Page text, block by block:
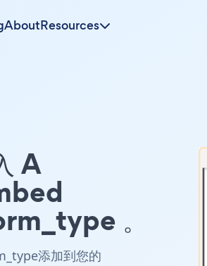
AboutResources
A
。
添加到您的